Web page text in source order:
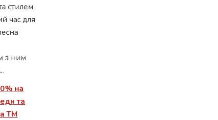
стилем
час для
з ним
на
та
ТМ